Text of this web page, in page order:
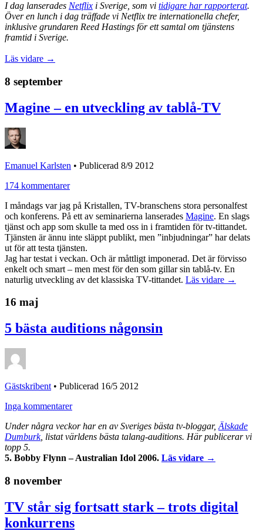
I dag lanserades Netflix i Sverige, som vi tidigare har rapporterat.
Över en lunch i dag träffade vi Netflix tre internationella chefer,
inklusive grundaren Reed Hastings för ett samtal om tjänstens
framtid i Sverige.
Läs vidare →
8 september
Magine – en utveckling av tablå-TV
Emanuel Karlsten • Publicerad 8/9 2012
174 kommentarer
I måndags var jag på Kristallen, TV-branschens stora personalfest
och konferens. På ett av seminarierna lanserades Magine. En slags
tjänst och app som skulle ta med oss in i framtiden för tv-tittandet.
Tjänsten är ännu inte släppt publikt, men ”inbjudningar” har delats
ut för att testa tjänsten.
Jag har testat i veckan. Och är måttligt imponerad. Det är förvisso
enkelt och smart – men mest för den som gillar sin tablå-tv. En
naturlig utveckling av det klassiska TV-tittandet. Läs vidare →
16 maj
5 bästa auditions någonsin
Gästskribent • Publicerad 16/5 2012
Inga kommentarer
Under några veckor har en av Sveriges bästa tv-bloggar, Älskade
Dumburk, listat världens bästa talang-auditions. Här publicerar vi
topp 5.
5. Bobby Flynn – Australian Idol 2006. Läs vidare →
8 november
TV står sig fortsatt stark – trots digital
konkurrens